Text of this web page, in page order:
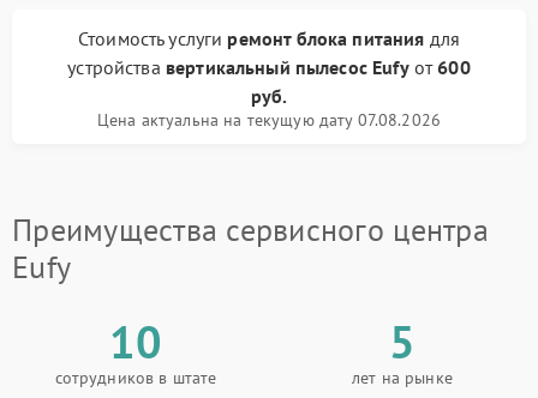
Стоимость услуги ремонт блока питания для
устройства вертикальный пылесос Eufyот600
руб.
Цена актуальна на текущую дату 07.08.2026
Преимущества сервисного центра
Eufy
10
сотрудников в штате
5
лет на рынке